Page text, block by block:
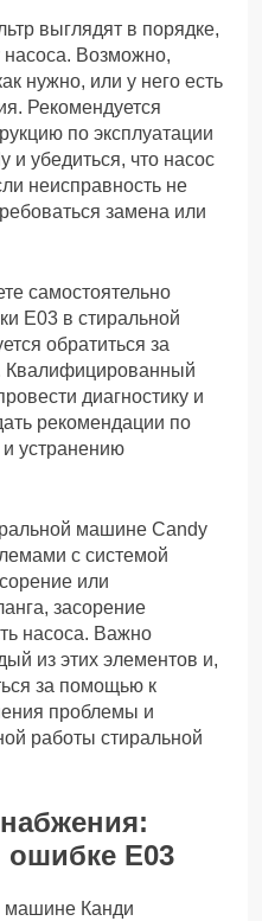
выглядят в порядке,
насоса. Возможно,
нужно, или у него есть
Рекомендуется
по эксплуатации
убедиться, что насос
неисправность не
замена или
самостоятельно
Е03 в стиральной
обратиться за
Квалифицированный
диагностику и
рекомендации по
и устранению
машине Candy
с системой
или
засорение
насоса. Важно
из этих элементов и,
за помощью к
проблемы и
работы стиральной
Е03
машине Канди